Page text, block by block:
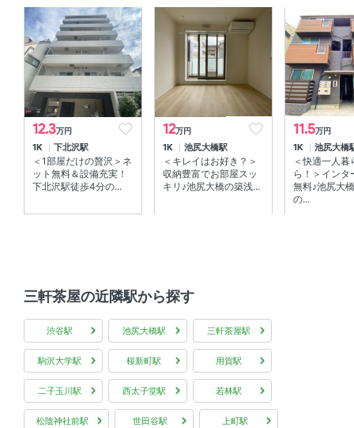
オートロック 、 防犯カメラ 、 ＴＶモニタ付きインターホ
ン
室内設備
エアコン 、 室内洗濯機置場
部屋の特徴
ウォークインクローゼット 、 全居室フローリング 、 バル
コニー 、 角部屋
共用部
分譲賃貸 、 インターネット無料
12.3万円
1K 下北沢駅
＜1部屋だけの贅沢＞ネ
ット無料＆設備充実！
下北沢駅徒歩4分の...
12万円
1K 池尻大橋駅
＜キレイはお好き？＞
収納豊富でお部屋スッ
キリ♪池尻大橋の築浅...
11.5万円
1K 池尻大橋
＜快適一人暮
ら！＞インタ
無料♪池尻大
の...
三軒茶屋の近隣駅から探す
渋谷駅 池尻大橋駅 三軒茶屋駅
駒沢大学駅 桜新町駅 用賀駅
二子玉川駅 西太子堂駅 若林駅
松陰神社前駅 世田谷駅 上町駅